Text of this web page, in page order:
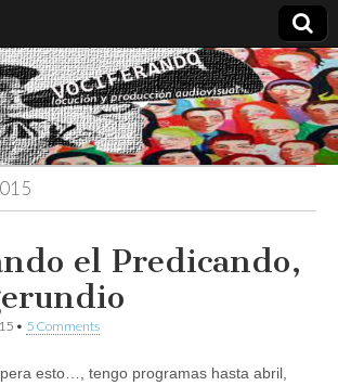
el Predicando,
• 5 Comments
esto…, tengo programas hasta abril,